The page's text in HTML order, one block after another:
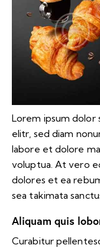
Lorem ipsum dolor
elitr, sed diam
labore et dolore
voluptua. At vero
dolores et ea
sea takimata
Aliquam quis
Curabitur